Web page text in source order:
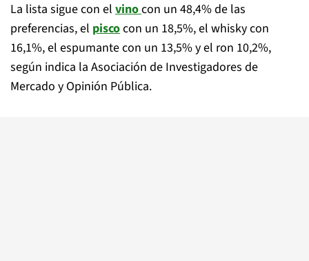
La lista sigue con el vinocon un 48,4% de las
preferencias, el piscocon un 18,5%, el whisky con
16,1%, el espumante con un 13,5% y el ron 10,2%,
según indica la Asociación de Investigadores de
Mercado y Opinión Pública.